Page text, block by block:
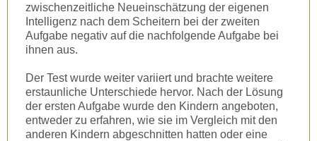
zwischenzeitliche Neueinschätzung der eigenen
Intelligenz nach dem Scheitern bei der zweiten
Aufgabe negativ auf die nachfolgende Aufgabe bei
ihnen aus.
Der Test wurde weiter variiert und brachte weitere
erstaunliche Unterschiede hervor. Nach der Lösung
der ersten Aufgabe wurde den Kindern angeboten,
entweder zu erfahren, wie sie im Vergleich mit den
anderen Kindern abgeschnitten hatten oder eine